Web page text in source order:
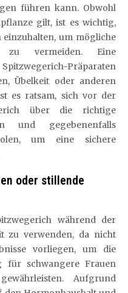
führen kann. Obwohl
gilt, ist es wichtig,
um mögliche
zu vermeiden. Eine
Präparaten
Übelkeit oder anderen
es ratsam, sich vor der
über die richtige
und gegebenenfalls
um eine sichere
oder stillende
während der
zu verwenden, da nicht
vorliegen, um die
für schwangere Frauen
Aufgrund